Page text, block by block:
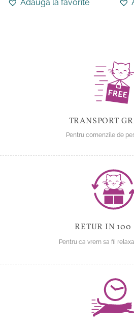
are Adauga la favorite
are
fi
alese
în
TRANSPORT
Pentru comenzile de
RETUR IN 100
Pentru ca vrem sa fii